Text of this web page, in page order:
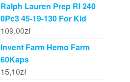
Ralph Lauren Prep Rl 240
0Pc3 45-19-130 For Kid
109,00zł
Invent Farm Hemo Farm
60Kaps
15,10zł